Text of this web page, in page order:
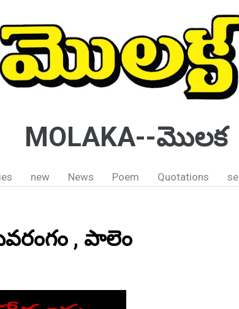
MOLAKA--మొలక
new News Poem Quotations se
, పాలెం